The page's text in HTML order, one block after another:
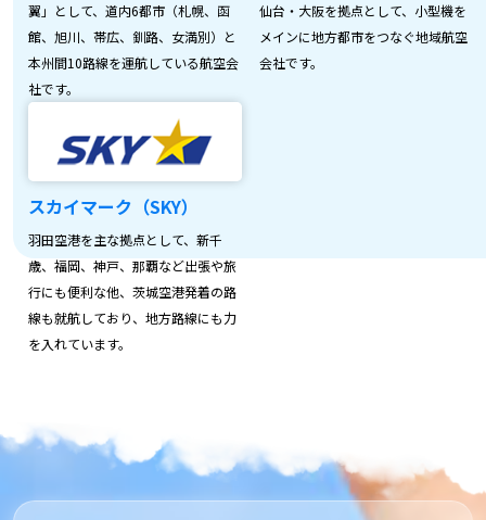
翼」として、道内6都市（札幌、函
館、旭川、帯広、釧路、女満別）と
本州間10路線を運航している航空会
社です。
仙台・大阪を拠点として、小型機を
メインに地方都市をつなぐ地域航空
会社です。
スカイマーク（SKY）
羽田空港を主な拠点として、新千
歳、福岡、神戸、那覇など出張や旅
行にも便利な他、茨城空港発着の路
線も就航しており、地方路線にも力
を入れています。